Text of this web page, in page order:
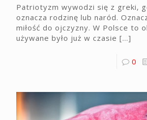
Patriotyzm wywodzi się z greki,
oznacza rodzinę lub naród.
miłość do ojczyzny. W Polsce to
używane było już w czasie […]
0